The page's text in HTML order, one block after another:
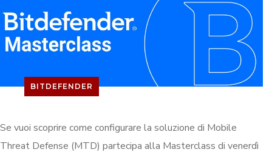
BITDEFENDER
Se vuoi scoprire come configurare la soluzione di Mobile
Threat Defense (MTD) partecipa alla Masterclass di venerdì